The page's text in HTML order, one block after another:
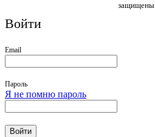
защищены
Войти
Email
Пароль
Я не помню пароль
Войти